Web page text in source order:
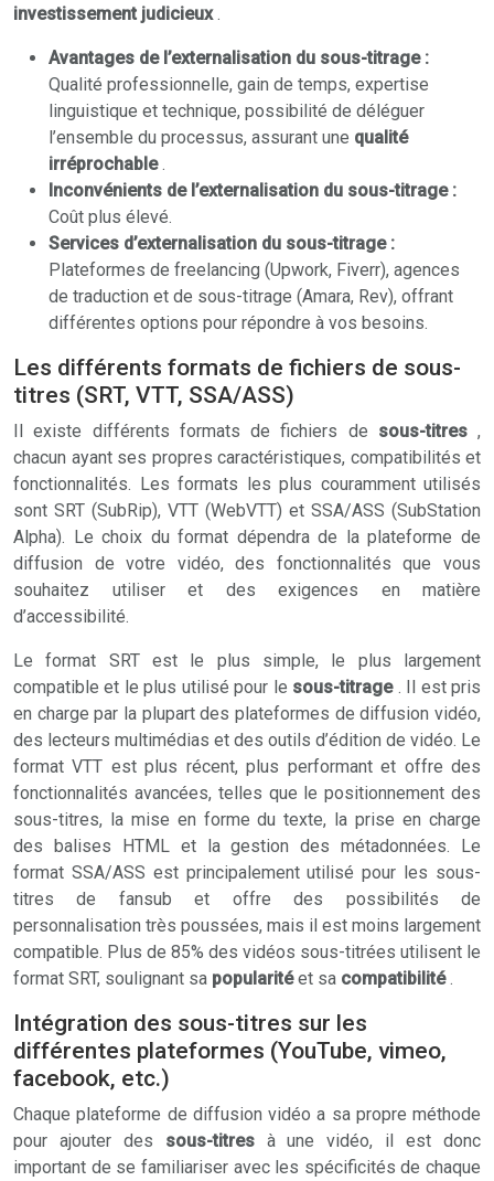
investissement judicieux.
Avantages de l’externalisation du sous-titrage :
Qualité professionnelle, gain de temps, expertise
linguistique et technique, possibilité de déléguer
l’ensemble du processus, assurant une qualité
irréprochable.
Inconvénients de l’externalisation du sous-titrage :
Coût plus élevé.
Services d’externalisation du sous-titrage :
Plateformes de freelancing (Upwork, Fiverr), agences
de traduction et de sous-titrage (Amara, Rev), offrant
différentes options pour répondre à vos besoins.
Les différents formats de fichiers de sous-
titres (SRT, VTT, SSA/ASS)
Il existe différents formats de fichiers de sous-titres ,
chacun ayant ses propres caractéristiques, compatibilités et
fonctionnalités. Les formats les plus couramment utilisés
sont SRT (SubRip), VTT (WebVTT) et SSA/ASS (SubStation
Alpha). Le choix du format dépendra de la plateforme de
diffusion de votre vidéo, des fonctionnalités que vous
souhaitez utiliser et des exigences en matière
d’accessibilité.
Le format SRT est le plus simple, le plus largement
compatible et le plus utilisé pour le sous-titrage . Il est pris
en charge par la plupart des plateformes de diffusion vidéo,
des lecteurs multimédias et des outils d’édition de vidéo. Le
format VTT est plus récent, plus performant et offre des
fonctionnalités avancées, telles que le positionnement des
sous-titres, la mise en forme du texte, la prise en charge
des balises HTML et la gestion des métadonnées. Le
format SSA/ASS est principalement utilisé pour les sous-
titres de fansub et offre des possibilités de
personnalisation très poussées, mais il est moins largement
compatible. Plus de 85% des vidéos sous-titrées utilisent le
format SRT, soulignant sa popularitéet sa compatibilité.
Intégration des sous-titres sur les
différentes plateformes (YouTube, vimeo,
facebook, etc.)
Chaque plateforme de diffusion vidéo a sa propre méthode
pour ajouter des sous-titres à une vidéo, il est donc
important de se familiariser avec les spécificités de chaque